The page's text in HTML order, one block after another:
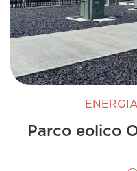
Parco eolico